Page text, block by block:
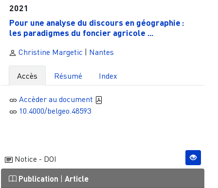
2021
Pour une analyse du discours en géographie :
les paradigmes du foncier agricole ...
Christine Margetic | Nantes
Accès Résumé Index
Accèder au document
10.4000/belgeo.48593
Notice - DOI
Publication Article